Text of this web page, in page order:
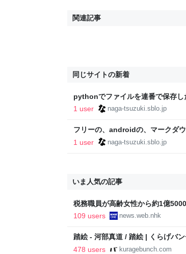
関連記事
同じサイトの新着
pythonでファイルを連番で保存し
1 user
naga-tsuzuki.sblo.jp
フリーの、androidの、マークダ
た。
1 user naga-tsuzuki.sblo.jp
いま人気の記事
税務職員が高齢女性から約1億
ス
109 users news.web.nhk
踏絵 - 河部真道 / 踏絵 | くらげバ
478 users
kuragebunch.com